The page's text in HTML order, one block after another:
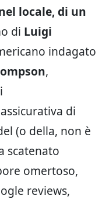
locale, di un
di Luigi
indagato
,
di
(o della, non è
scatenato
omertoso,
reviews,